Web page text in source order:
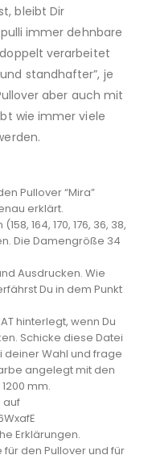
bleibt Dir
immer dehnbare
verarbeitet
standhafter”, je
aber auch mit
wie immer viele
Pullover “Mira”
erklärt.
164, 170, 176, 36, 38,
Die Damengröße 34
Ausdrucken. Wie
Du in dem Punkt
hinterlegt, wenn Du
Schicke diese Datei
Wahl und frage
angelegt mit den
mm.
auf
Erklärungen.
den Pullover und für